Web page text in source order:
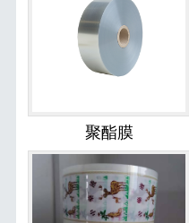
聚酯膜